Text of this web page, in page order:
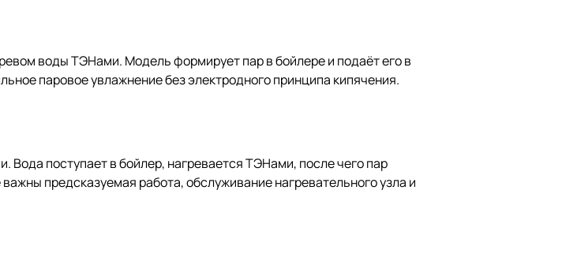
воды ТЭНами. Модель формирует пар в бойлере и подаёт его в
паровое увлажнение без электродного принципа кипячения.
Вода поступает в бойлер, нагревается ТЭНами, после чего пар
предсказуемая работа, обслуживание нагревательного узла и